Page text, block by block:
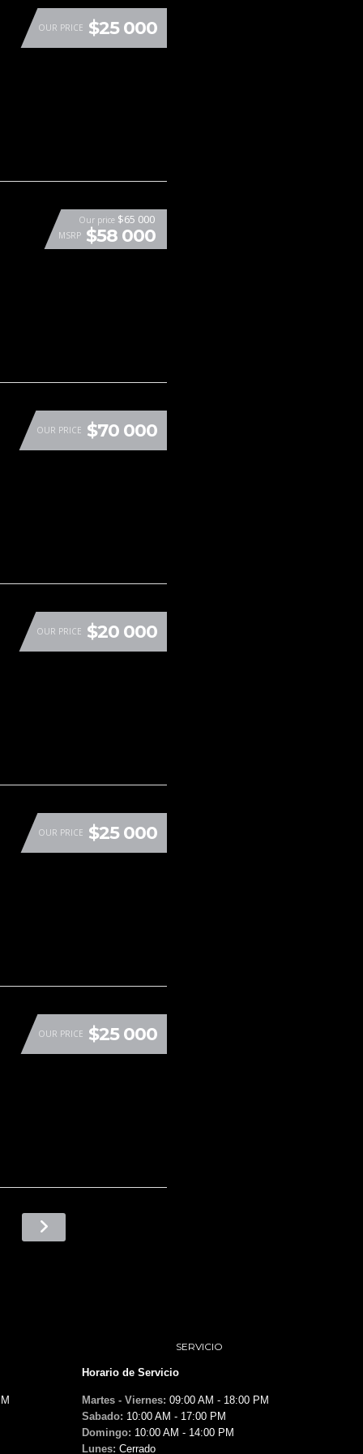
OUR PRICE $25 000
Our price $65 000
MSRP $58 000
OUR PRICE $70 000
OUR PRICE $20 000
OUR PRICE $25 000
OUR PRICE $25 000
SERVICIO
Horario de Servicio
Martes - Viernes: 09:00 AM - 18:00 PM
Sabado: 10:00 AM - 17:00 PM
Domingo: 10:00 AM - 14:00 PM
Lunes: Cerrado